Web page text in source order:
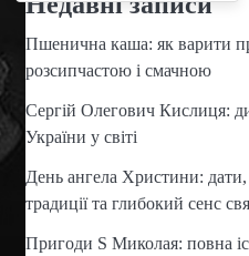
Пшенична каша: як варити
розсипчастою і смачною
Сергій Олегович Кислиця:
України у світі
День ангела Христини: дати,
традиції та глибокий сенс
Пригоди S Миколая: повна